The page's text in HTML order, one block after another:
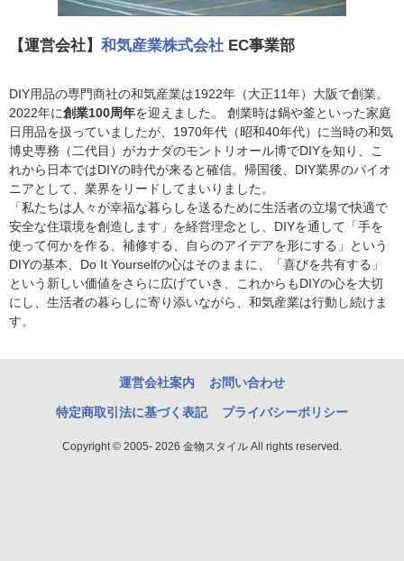
【運営会社】 和気産業株式会社 EC事業部
DIY用品の専門商社の和気産業は1922年（大正11年）大阪で創業。
2022年に創業100周年を迎えました。 創業時は鍋や釜といった家庭
日用品を扱っていましたが、1970年代（昭和40年代）に当時の和気
博史専務（二代目）がカナダのモントリオール博でDIYを知り、こ
れから日本ではDIYの時代が来ると確信。帰国後、DIY業界のパイオ
ニアとして、業界をリードしてまいりました。
「私たちは人々が幸福な暮らしを送るために生活者の立場で快適で
安全な住環境を創造します」を経営理念とし、DIYを通して「手を
使って何かを作る、補修する、自らのアイデアを形にする」という
DIYの基本、Do It Yourselfの心はそのままに、「喜びを共有する」
という新しい価値をさらに広げていき、これからもDIYの心を大切
にし、生活者の暮らしに寄り添いながら、和気産業は行動し続けま
す。
運営会社案内 お問い合わせ
特定商取引法に基づく表記 プライバシーポリシー
Copyright © 2005- 2026 金物スタイル All rights reserved.